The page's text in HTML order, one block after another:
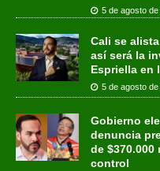
5 de agosto de
Cali se
así será la
Espriella en
5 de agosto de
Gobierno
denuncia
de
control